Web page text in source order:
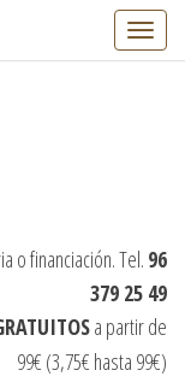
C
a
e
g
a
i
o financiación. Tel. 96
379 25 49
a partir de
99€ (3,75€ hasta 99€)